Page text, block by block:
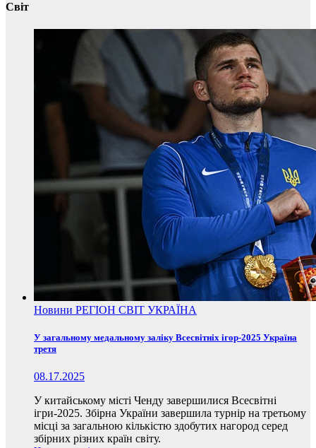
Світ
Новини РЕГІОН СВІТ УКРАЇНА
У загальному медальному заліку Всесвітніх ігор-2025 Україна
третя
08.17.2025
У китайському місті Ченду завершилися Всесвітні
ігри-2025. Збірна України завершила турнір на третьому
місці за загальною кількістю здобутих нагород серед
збірних різних країн світу.